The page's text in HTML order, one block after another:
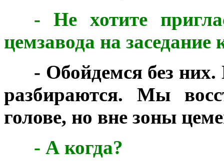
- Не хотите
цемзавода на
- Обойдемся без них.
разбираются. Мы
голове, но вне зоны
- А когда?